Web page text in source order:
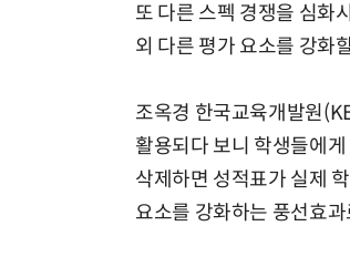
또 다른 스펙 경쟁을 심화
외 다른 평가 요소를 강화
조옥경 한국교육개발원
활용되다 보니 학생들에
삭제하면 성적표가 실제
요소를 강화하는 풍선효